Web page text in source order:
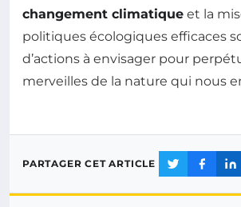
changement climatique et la
politiques écologiques efficaces
d’actions à envisager pour
merveilles de la nature qui nous
PARTAGER CET ARTICLE